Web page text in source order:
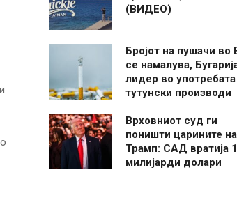
(ВИДЕО)
Бројот на пушачи во
се намалува,
лидер во
тутунски производи
Врховниот суд ги
поништи царините на
Трамп: САД вратија
милијарди долари